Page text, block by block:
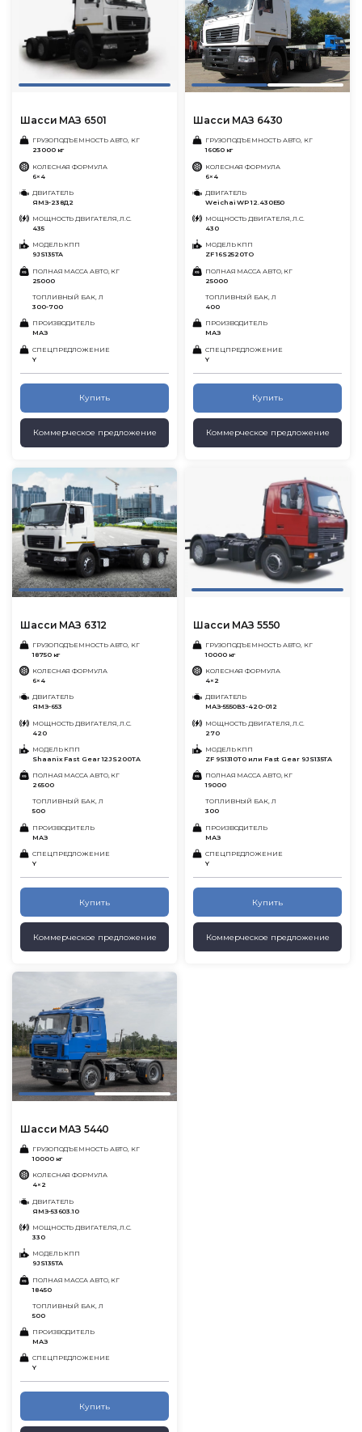
Шасси МАЗ 6501
ГРУЗОПОДЪЕМНОСТЬ АВТО, КГ
23000 кг
КОЛЕСНАЯ ФОРМУЛА
6×4
ДВИГАТЕЛЬ
ЯМЗ-238Д2
МОЩНОСТЬ ДВИГАТЕЛЯ, Л.С.
435
МОДЕЛЬ КПП
9JS135TA
ПОЛНАЯ МАССА АВТО, КГ
25000
ТОПЛИВНЫЙ БАК, Л
300-700
ПРОИЗВОДИТЕЛЬ
МАЗ
СПЕЦПРЕДЛОЖЕНИЕ
Y
Купить
Коммерческое предложение
Шасси МАЗ 6430
ГРУЗОПОДЪЕМНОСТЬ АВТО, КГ
16050 кг
КОЛЕСНАЯ ФОРМУЛА
6×4
ДВИГАТЕЛЬ
Weichai WP 12.430E50
МОЩНОСТЬ ДВИГАТЕЛЯ, Л.С.
430
МОДЕЛЬ КПП
ZF 16S2520TO
ПОЛНАЯ МАССА АВТО, КГ
25000
ТОПЛИВНЫЙ БАК, Л
400
ПРОИЗВОДИТЕЛЬ
МАЗ
СПЕЦПРЕДЛОЖЕНИЕ
Y
Купить
Коммерческое предложение
Шасси МАЗ 6312
ГРУЗОПОДЪЕМНОСТЬ АВТО, КГ
18750 кг
КОЛЕСНАЯ ФОРМУЛА
6×4
ДВИГАТЕЛЬ
ЯМЗ-653
МОЩНОСТЬ ДВИГАТЕЛЯ, Л.С.
420
МОДЕЛЬ КПП
Shaanix Fast Gear 12JS200TA
ПОЛНАЯ МАССА АВТО, КГ
26500
ТОПЛИВНЫЙ БАК, Л
500
ПРОИЗВОДИТЕЛЬ
МАЗ
СПЕЦПРЕДЛОЖЕНИЕ
Y
Купить
Коммерческое предложение
Шасси МАЗ 5550
ГРУЗОПОДЪЕМНОСТЬ АВТО, КГ
10000 кг
КОЛЕСНАЯ ФОРМУЛА
4×2
ДВИГАТЕЛЬ
МАЗ-5550В3-420-012
МОЩНОСТЬ ДВИГАТЕЛЯ, Л.С.
270
МОДЕЛЬ КПП
ZF 9S1310T0 или Fast Gear 9JS135TA
ПОЛНАЯ МАССА АВТО, КГ
19000
ТОПЛИВНЫЙ БАК, Л
300
ПРОИЗВОДИТЕЛЬ
МАЗ
СПЕЦПРЕДЛОЖЕНИЕ
Y
Купить
Коммерческое предложение
Шасси МАЗ 5440
ГРУЗОПОДЪЕМНОСТЬ АВТО, КГ
10000 кг
КОЛЕСНАЯ ФОРМУЛА
4×2
ДВИГАТЕЛЬ
ЯМЗ-53603.10
МОЩНОСТЬ ДВИГАТЕЛЯ, Л.С.
330
МОДЕЛЬ КПП
9JS135TA
ПОЛНАЯ МАССА АВТО, КГ
18450
ТОПЛИВНЫЙ БАК, Л
500
ПРОИЗВОДИТЕЛЬ
МАЗ
СПЕЦПРЕДЛОЖЕНИЕ
Y
Купить